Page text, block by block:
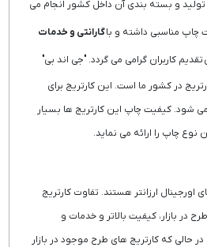
و بسته بندی آن داخل کشور انجام می
چاپ مناسبی داشته و باگارانتی و خدمات
کاربران گرامی می گردد. "جی اند بی"
در کشور ما است. این کارتریج برای
شود. کیفیت چاپ این کارتریج ها بسیار
نوع چاپ را ارائه می نماید.
اورجینال ارزانتر هستند. تفاوت کارتریج
در بازار، کیفیت بالاتر و خدمات و
که کارتریج های طرح موجود در بازار